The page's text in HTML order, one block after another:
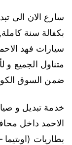
سارع الان الى
بكفالة سنة
سيارات فهد
متناول الجميع و
ضمن السوق
خدمة تبديل و
الاحمد داخل
بطاريات